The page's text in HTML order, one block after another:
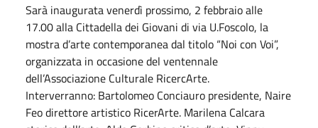
Sarà inaugurata venerdì prossimo, 2 febbraio alle
17.00 alla Cittadella dei Giovani di via U.Foscolo, la
mostra d’arte contemporanea dal titolo “Noi con Voi”,
organizzata in occasione del ventennale
dell’Associazione Culturale RicercArte.
Interverranno: Bartolomeo Conciauro presidente, Naire
Feo direttore artistico RicerArte. Marilena Calcara